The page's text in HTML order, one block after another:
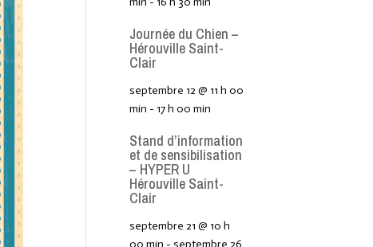
Journée du Chien –
Hérouville Saint-
Clair
septembre 12 @ 11 h 00
min - 17 h 00 min
Stand d’information
et de sensibilisation
– HYPER U
Hérouville Saint-
Clair
septembre 21 @ 10 h
00 min -septembre 26